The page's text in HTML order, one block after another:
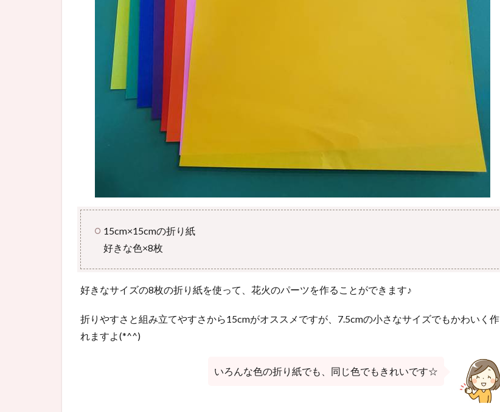
15cm×15cmの折り紙
好きな色×8枚
好きなサイズの8枚の折り紙を使って、花火のパーツを作ることができます♪
折りやすさと組み立てやすさから15cmがオススメですが、7.5cmの小さなサイズでもかわいく作
れますよ(*^^)
いろんな色の折り紙でも、同じ色でもきれいです☆